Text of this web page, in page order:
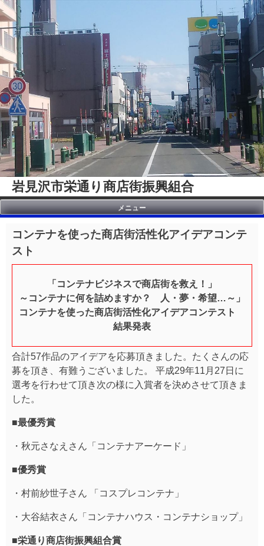
Skip
to
content
岩見沢市栄通り商店街振興組合
メニュー
コンテナを使った商店街活性化アイデアコンテ
スト
「コンテナビジネスで商店街を救え！」
～コンテナに何を詰めますか？ 人・夢・希望…～」
コンテナを使った商店街活性化アイデアコンテスト
結果発表
合計57作品のアイデアを応募頂きました。たくさんの応
募を頂き、有難うございました。 平成29年11月27日に
選考を行わせて頂き次の様に入賞者を決めさせて頂きま
した。
■最優秀賞
・秋元さなえさん「コンテナアーケード」
■優秀賞
・村前紗世子さん 「コスプレコンテナ」
・大谷結衣さん「コンテナハウス・コンテナショップ」
■栄通り商店街振興組合賞